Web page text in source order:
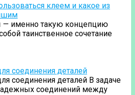
клеем и какое из
— именно такую концепцию
таинственное сочетание
соединения деталей
соединения деталей В задаче
соединений между